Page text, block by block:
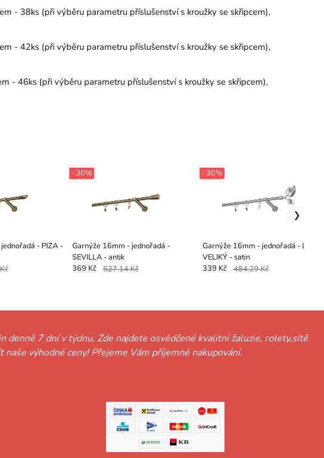
- 38ks (při výběru parametru příslušenství s kroužky se skřipcem),
- 42ks (při výběru parametru příslušenství s kroužky se skřipcem),
- 46ks (při výběru parametru příslušenství s kroužky se skřipcem),
- PIZA -
Garnýže 16mm - jednořadá -
SEVILLA - antik
- 30%
369 Kč 527.14 Kč
Garnýže 16mm - jednořadá - LIST
VELIKÝ - satin
- 30%
339 Kč 484.29 Kč
7 dní v týdnu. Zde najdete osvědčené kvalitní žaluzie, rolety,sítě
výhodné ceny! Přejeme Vám příjemné nakupování.